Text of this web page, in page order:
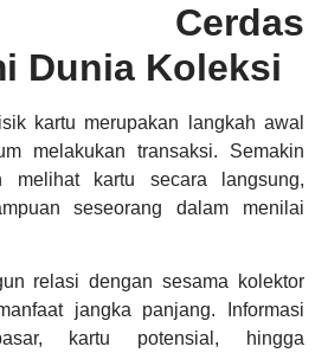
Cerdas
Dunia Koleksi
kartu merupakan langkah awal
melakukan transaksi. Semakin
melihat kartu secara langsung,
seseorang dalam menilai
relasi dengan sesama kolektor
jangka panjang. Informasi
kartu potensial, hingga